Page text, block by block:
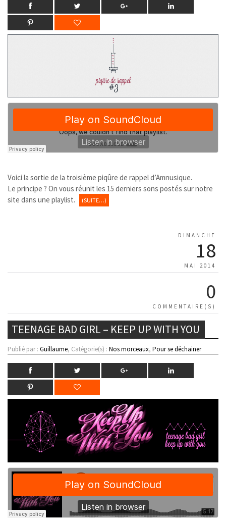
Voici la sortie de la troisième piqûre de rappel d’Amnusique.
Le principe ? On vous réunit les 15 derniers sons postés sur notre
site dans une playlist.
(SUITE…)
DIMANCHE
18
MAI 2014
0
COMMENTAIRE(S)
TEENAGE BAD GIRL – KEEP UP WITH YOU
Publié par : Guillaume, Catégorie(s) : Nos morceaux, Pour se déchainer